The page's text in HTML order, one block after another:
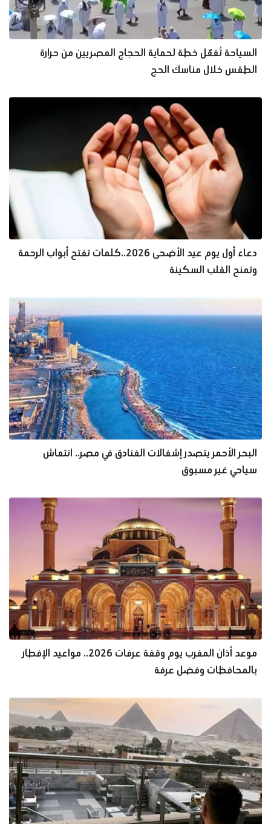
السياحة تُفعّل خطة لحماية الحجاج المصريين من حرارة
الطقس خلال مناسك الحج
دعاء أول يوم عيد الأضحى 2026..كلمات تفتح أبواب الرحمة
وتمنح القلب السكينة
البحر الأحمر يتصدر إشغالات الفنادق في مصر.. انتعاش
سياحي غير مسبوق
موعد أذان المغرب يوم وقفة عرفات 2026.. مواعيد الإفطار
بالمحافظات وفضل عرفة